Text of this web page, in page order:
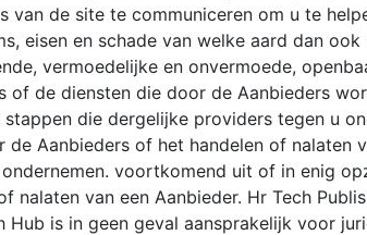
van de site te communiceren om u te
eisen en schade van welke aard dan
vermoedelijke en onvermoede,
of de diensten die door de Aanbieders
die dergelijke providers tegen u
Aanbieders of het handelen of nalaten
voortkomend uit of in enig
nalaten van een Aanbieder. Hr Tech
Hub is in geen geval aansprakelijk voor